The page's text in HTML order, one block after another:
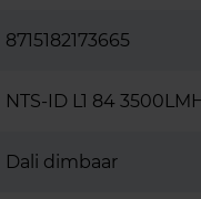
8715182173665
NTS-ID L1 84
Dali dimbaar